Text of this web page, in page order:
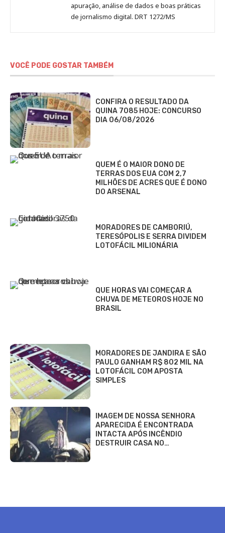
apuração, análise de dados e boas práticas
de jornalismo digital. DRT 1272/MS
VOCÊ PODE GOSTAR TAMBÉM
CONFIRA O RESULTADO DA
QUINA 7085 HOJE: CONCURSO
DIA 06/08/2026
QUEM É O MAIOR DONO DE
TERRAS DOS EUA COM 2,7
MILHÕES DE ACRES QUE É DONO
DO ARSENAL
MORADORES DE CAMBORIÚ,
TERESÓPOLIS E SERRA DIVIDEM
LOTOFÁCIL MILIONÁRIA
QUE HORAS VAI COMEÇAR A
CHUVA DE METEOROS HOJE NO
BRASIL
MORADORES DE JANDIRA E SÃO
PAULO GANHAM R$ 802 MIL NA
LOTOFÁCIL COM APOSTA
SIMPLES
IMAGEM DE NOSSA SENHORA
APARECIDA É ENCONTRADA
INTACTA APÓS INCÊNDIO
DESTRUIR CASA NO…